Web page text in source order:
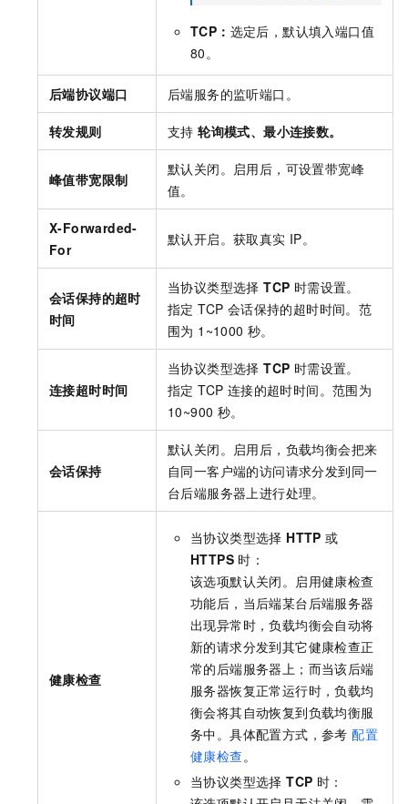
TCP： 选定后，默认填入端口值
80。
后端协议端口 后端服务的监听端口。
转发规则 支持 轮询模式、最小连接数。
峰值带宽限制
默认关闭。启用后，可设置带宽峰
值。
X-Forwarded-
For
默认开启。获取真实 IP。
会话保持的超时
时间
当协议类型选择TCP 时需设置。
指定 TCP 会话保持的超时时间。范
围为 1~1000 秒。
连接超时时间
当协议类型选择 TCP 时需设置。
指定 TCP 连接的超时时间。范围为
10~900 秒。
会话保持
默认关闭。启用后，负载均衡会把来
自同一客户端的访问请求分发到同一
台后端服务器上进行处理。
健康检查
当协议类型选择 HTTP或
HTTPS 时：
该选项默认关闭。启用健康检查
功能后，当后端某台后端服务器
出现异常时，负载均衡会自动将
新的请求分发到其它健康检查正
常的后端服务器上；而当该后端
服务器恢复正常运行时，负载均
衡会将其自动恢复到负载均衡服
务中。具体配置方式，参考配置
健康检查。
当协议类型选择TCP 时：